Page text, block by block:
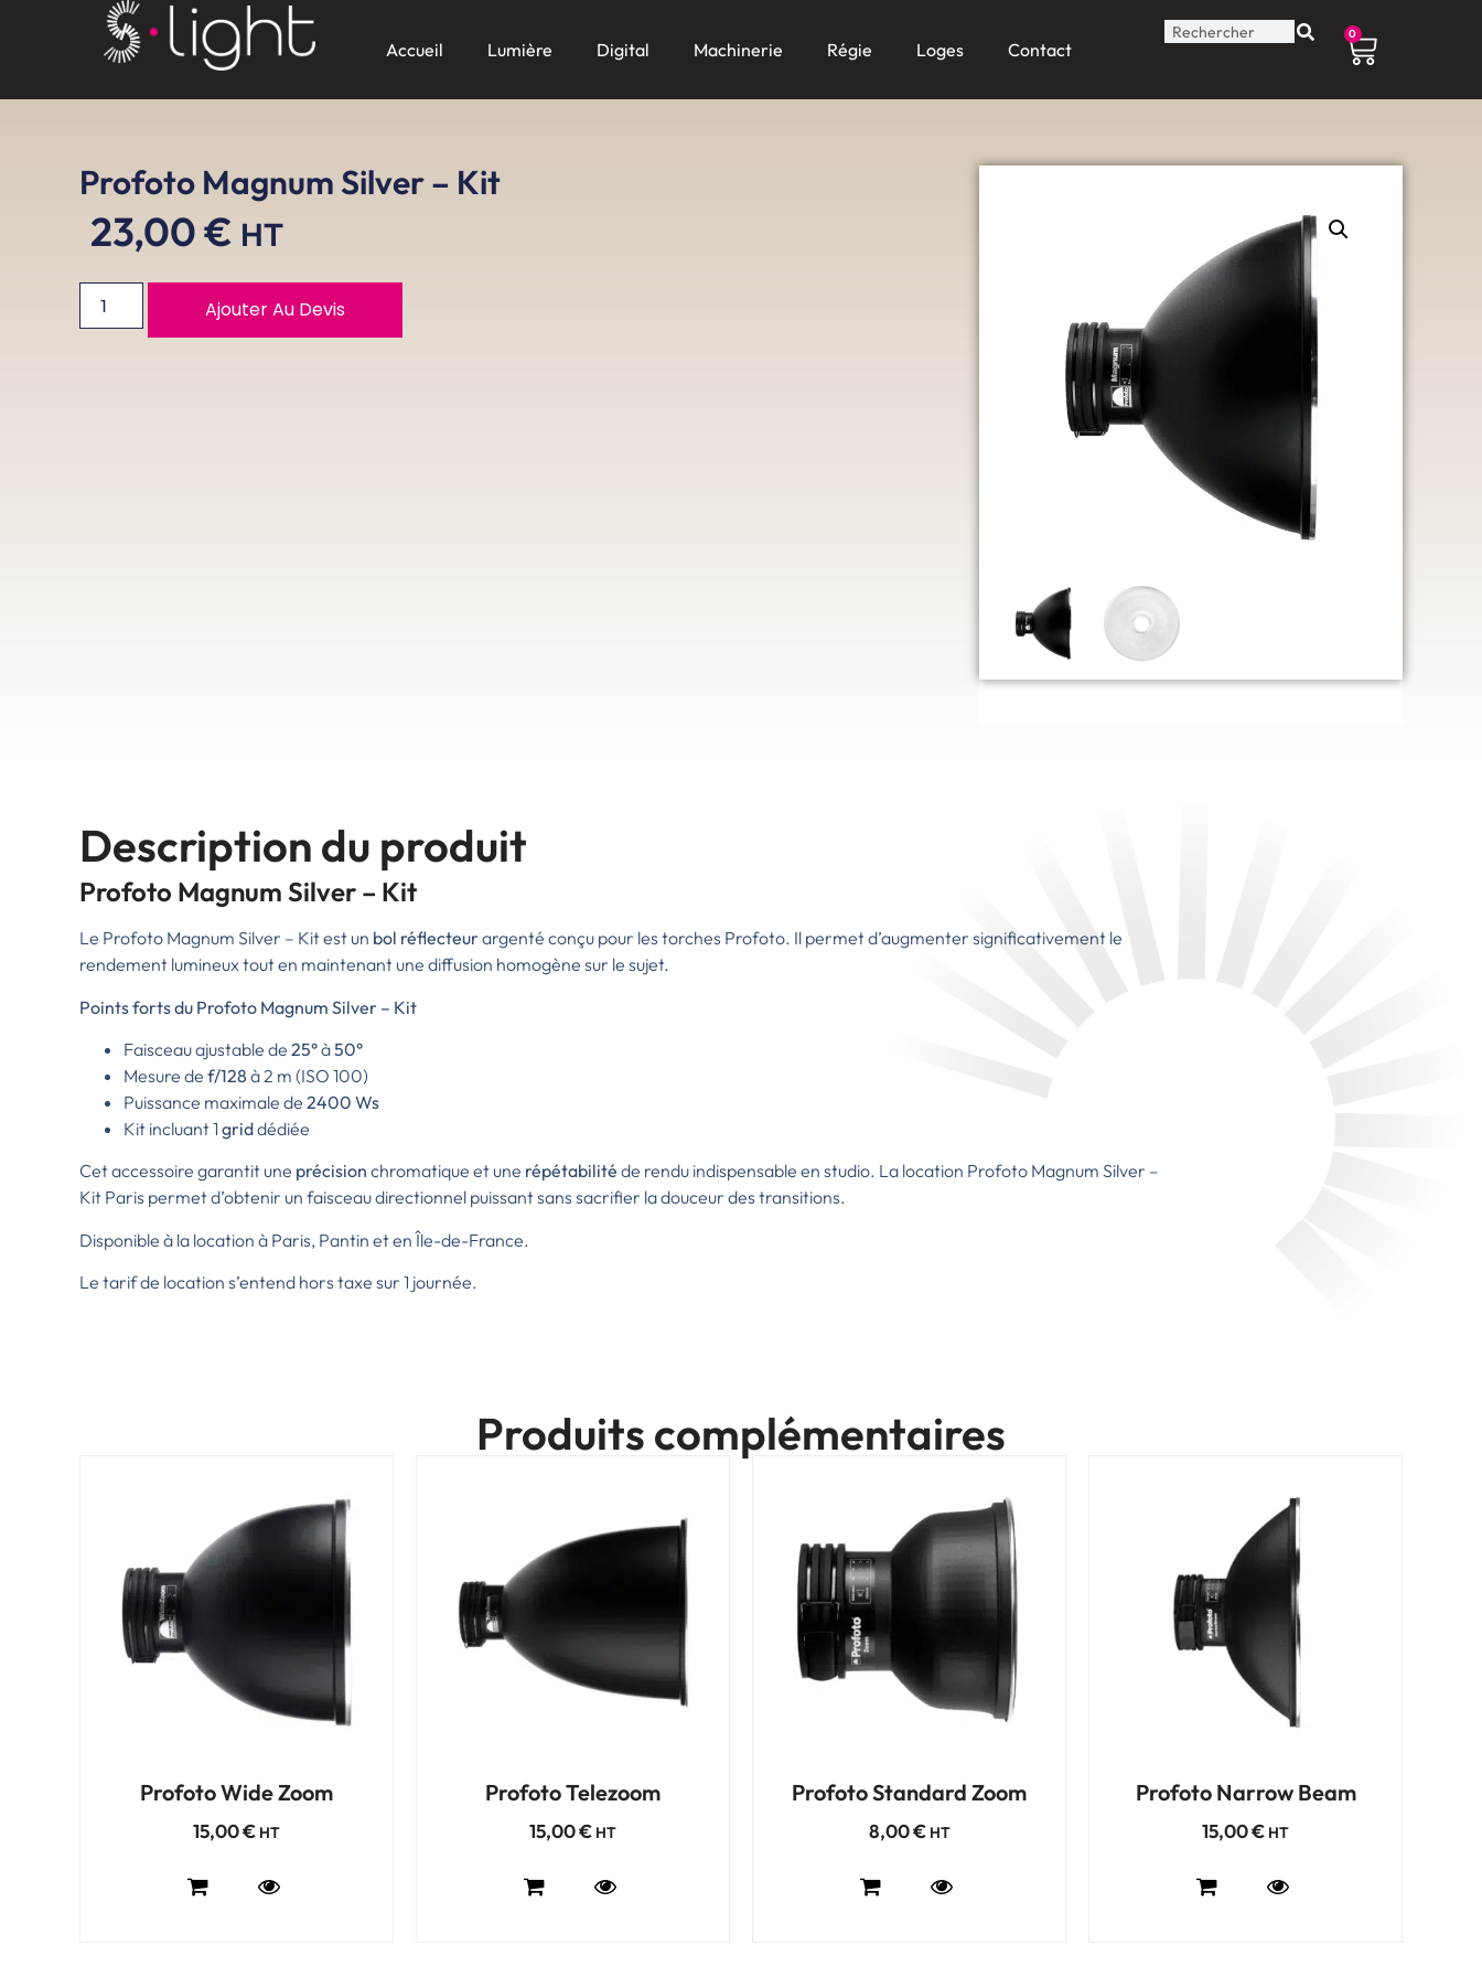
Accueil Lumière Digital Machinerie Régie Loges Contact
0
Profoto Magnum Silver – Kit
23,00€ HT
Ajouter Au Devis
Description du produit
Profoto Magnum Silver – Kit
Le Profoto Magnum Silver – Kit est un bol réflecteurargenté conçu pour les torches Profoto. Il permet d’augmenter significativement le
rendement lumineux tout en maintenant une diffusion homogène sur le sujet.
Points forts du Profoto Magnum Silver – Kit
Faisceau ajustable de 25°à50°
Mesure de f/128 à 2 m (ISO 100)
Puissance maximale de 2400 Ws
Kit incluant 1 griddédiée
Cet accessoire garantit une précision chromatique et une répétabilité de rendu indispensable en studio. La location Profoto Magnum Silver –
Kit Paris permet d’obtenir un faisceau directionnel puissant sans sacrifier la douceur des transitions.
Disponible à la location à Paris, Pantin et en Île-de-France.
Le tarif de location s’entend hors taxe sur 1 journée.
Produits complémentaires
Profoto Wide Zoom
15,00€ HT
Profoto Telezoom
15,00€ HT
Profoto Standard Zoom
8,00€ HT
Profoto Narrow Beam
15,00€ HT